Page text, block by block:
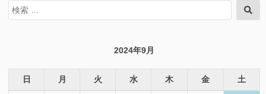
検
索
索
2024年9月
日 月 火 水 木 金 土